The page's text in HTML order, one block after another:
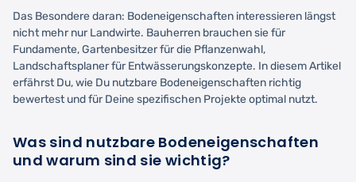
Das Besondere daran: Bodeneigenschaften interessieren längst
nicht mehr nur Landwirte. Bauherren brauchen sie für
Fundamente, Gartenbesitzer für die Pflanzenwahl,
Landschaftsplaner für Entwässerungskonzepte. In diesem Artikel
erfährst Du, wie Du nutzbare Bodeneigenschaften richtig
bewertest und für Deine spezifischen Projekte optimal nutzt.
Was sind nutzbare Bodeneigenschaften
und warum sind sie wichtig?